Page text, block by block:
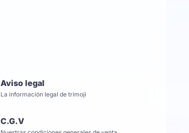
Aviso legal
La información legal de trimoji
C.G.V